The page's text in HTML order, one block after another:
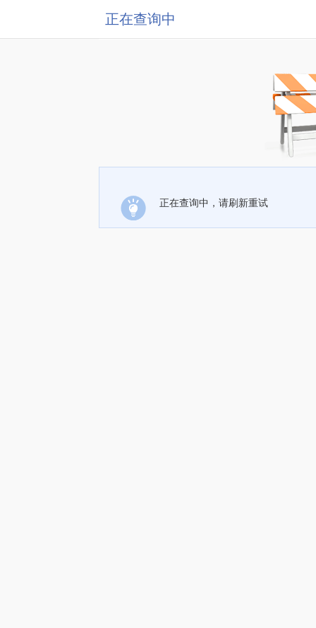
正在查询中
正在查询中，请刷新重试